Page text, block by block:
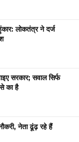
लोकतंत्र ने दर्ज
सरकार; सवाल सिर्फ
का है
नेता ढूंढ़ रहे हैं